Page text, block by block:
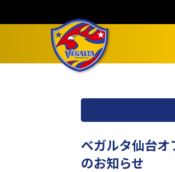
ベガルタ仙台オ
のお知らせ